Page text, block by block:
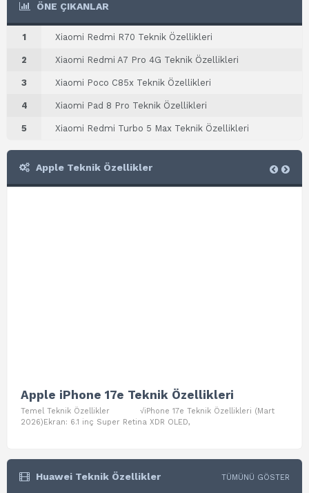
ÖNE ÇIKANLAR
1 Xiaomi Redmi R70 Teknik Özellikleri
2 Xiaomi Redmi A7 Pro 4G Teknik Özellikleri
3 Xiaomi Poco C85x Teknik Özellikleri
4 Xiaomi Pad 8 Pro Teknik Özellikleri
5 Xiaomi Redmi Turbo 5 Max Teknik Özellikleri
Apple Teknik Özellikler
Apple iPhone 17e Teknik Özellikleri
Temel Teknik Özellikler √iPhone 17e Teknik Özellikleri (Mart
2026)Ekran: 6.1 inç Super Retina XDR OLED,
Huawei Teknik Özellikler TÜMÜNÜ GÖSTER